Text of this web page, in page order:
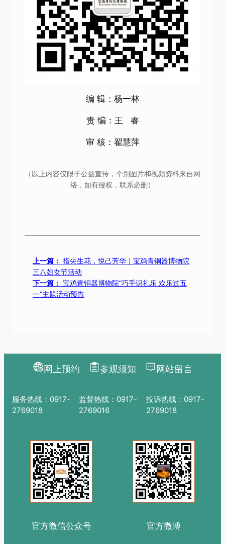
编 辑：杨一林
责 编：王 睿
审 核：翟慧萍
（以上内容仅限于公益宣传，个别图片和视频资料来自网
络，如有侵权，联系必删）
上一篇： 指尖生花，悦己芳华｜宝鸡青铜器博物院
三八妇女节活动
下一篇： 宝鸡青铜器博物院“巧手识礼乐 欢乐过五
一”主题活动预告
网上预约 参观须知 网站留言
服务热线：0917-
2769018
监督热线：0917-
2769016
投诉热线：0917-
2769018
官方微信公众号 官方微博